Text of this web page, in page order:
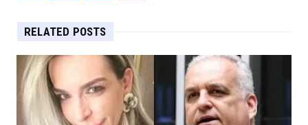
RELATED POSTS